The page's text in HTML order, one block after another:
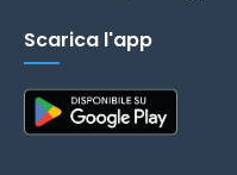
Scarica l'app